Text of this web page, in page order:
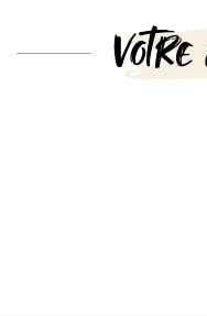
Votre